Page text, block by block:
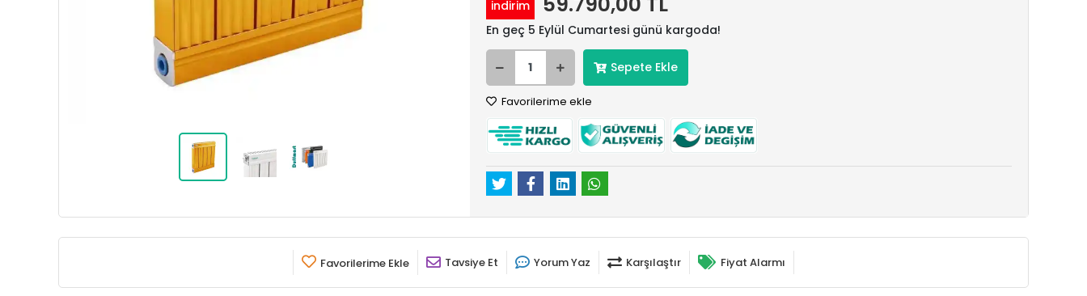
indirim
En geç 5 Eylül Cumartesi günü kargoda!
Sepete Ekle
Favorilerime ekle
Favorilerime Ekle Tavsiye Et Yorum Yaz Karşılaştır Fiyat Alarmı